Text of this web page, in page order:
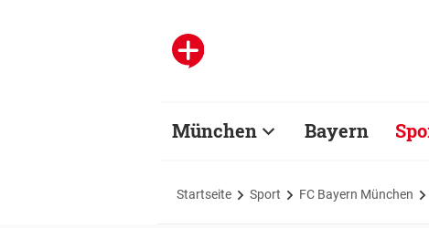
München Bayern
Startseite Sport FC Bayern München